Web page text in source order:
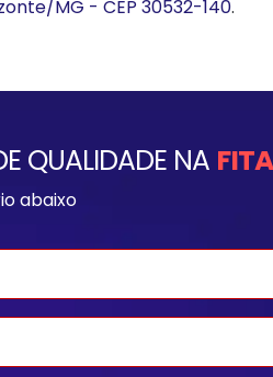
MG - CEP 30532-140.
QUALIDADE NA
abaixo